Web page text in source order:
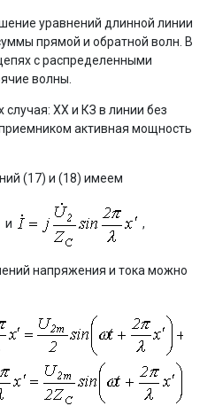
уравнений длинной линии
прямой и обратной волн. В
с распределенными
волны.
ХХ и КЗ в линии без
активная мощность
(17) и (18) имеем
и ,
напряжения и тока можно